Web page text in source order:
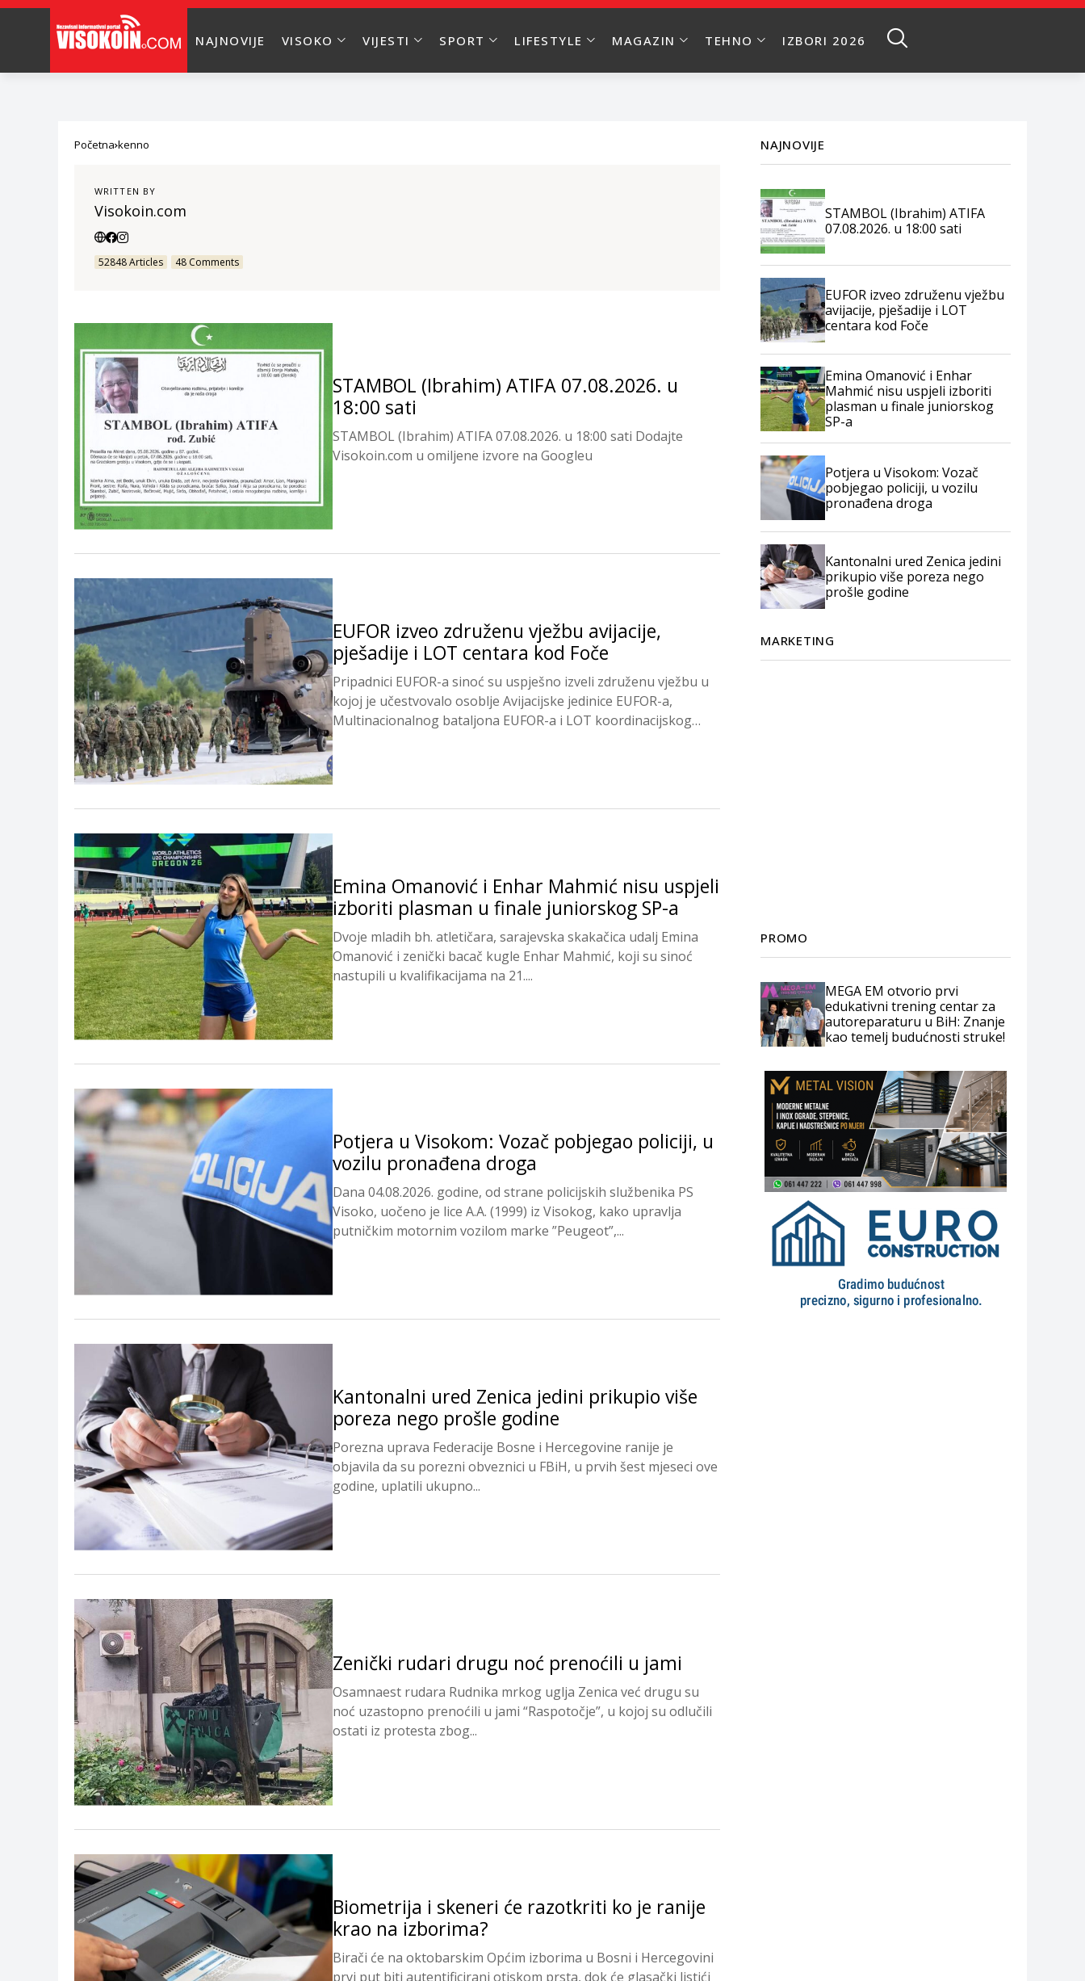
NAJNOVIJE VISOKO VIJESTI SPORT LIFESTYLE MAGAZIN TEHNO IZBORI 2026
Početna kenno
WRITTEN BY
Visokoin.com
52848 Articles 48 Comments
STAMBOL (Ibrahim) ATIFA 07.08.2026. u
18:00 sati
STAMBOL (Ibrahim) ATIFA 07.08.2026. u 18:00 sati Dodajte
Visokoin.com u omiljene izvore na Googleu
EUFOR izveo združenu vježbu avijacije,
pješadije i LOT centara kod Foče
Pripadnici EUFOR-a sinoć su uspješno izveli združenu vježbu u
kojoj je učestvovalo osoblje Avijacijske jedinice EUFOR-a,
Multinacionalnog bataljona EUFOR-a i LOT koordinacijskog
Emina Omanović i Enhar Mahmić nisu uspjeli
izboriti plasman u finale juniorskog SP-a
Dvoje mladih bh. atletičara, sarajevska skakačica udalj Emina
Omanović i zenički bacač kugle Enhar Mahmić, koji su sinoć
nastupili u kvalifikacijama na 21....
Potjera u Visokom: Vozač pobjegao policiji, u
vozilu pronađena droga
Dana 04.08.2026. godine, od strane policijskih službenika PS
Visoko, uočeno je lice A.A. (1999) iz Visokog, kako upravlja
putničkim motornim vozilom marke ”Peugeot”,...
Kantonalni ured Zenica jedini prikupio više
poreza nego prošle godine
Porezna uprava Federacije Bosne i Hercegovine ranije je
objavila da su porezni obveznici u FBiH, u prvih šest mjeseci ove
godine, uplatili ukupno...
Zenički rudari drugu noć prenoćili u jami
Osamnaest rudara Rudnika mrkog uglja Zenica već drugu su
noć uzastopno prenoćili u jami “Raspotočje”, u kojoj su odlučili
ostati iz protesta zbog...
Biometrija i skeneri će razotkriti ko je ranije
krao na izborima?
Birači će na oktobarskim Općim izborima u Bosni i Hercegovini
prvi put biti autentificirani otiskom prsta, dok će glasački listići
NAJNOVIJE
STAMBOL (Ibrahim) ATIFA
07.08.2026. u 18:00 sati
EUFOR izveo združenu vježbu
avijacije, pješadije i LOT
centara kod Foče
Emina Omanović i Enhar
Mahmić nisu uspjeli izboriti
plasman u finale juniorskog
SP-a
Potjera u Visokom: Vozač
pobjegao policiji, u vozilu
pronađena droga
Kantonalni ured Zenica jedini
prikupio više poreza nego
prošle godine
MARKETING
PROMO
MEGA EM otvorio prvi
edukativni trening centar za
autoreparaturu u BiH: Znanje
kao temelj budućnosti struke!